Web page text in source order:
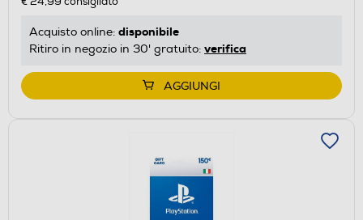
Acquisto online: disponibile
Ritiro in negozio in 30' gratuito: verifica
AGGIUNGI